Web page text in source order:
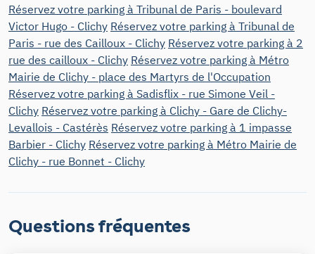
Réservez votre parking à Tribunal de Paris - boulevard
Victor Hugo - Clichy Réservez votre parking à Tribunal de
Paris - rue des Cailloux - Clichy Réservez votre parking à 2
rue des cailloux - Clichy Réservez votre parking à Métro
Mairie de Clichy - place des Martyrs de l'Occupation
Réservez votre parking à Sadisflix - rue Simone Veil -
Clichy Réservez votre parking à Clichy - Gare de Clichy-
Levallois - Castérès Réservez votre parking à 1 impasse
Barbier - Clichy Réservez votre parking à Métro Mairie de
Clichy - rue Bonnet - Clichy
Questions fréquentes